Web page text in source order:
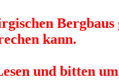
kann.
und bitten